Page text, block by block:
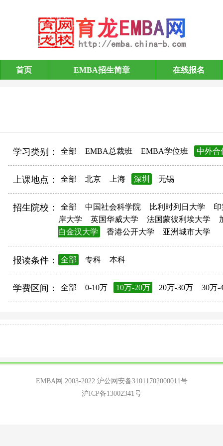
EMBA招生简章
首页 EMBA招生简章 在线报名
学习类别： 全部 EMBA总裁班 EMBA学位班 中外合
上课地点： 全部 北京 上海 深圳 无锡
招生院校： 全部 中国社会科学院 比利时列日大学
岸大学
英国华威大学 法国蒙彼利埃大学
白金汉大学
香港公开大学 亚洲城市大学
报读条件： 全部 专科 本科
学费区间： 全部 0-10万 10万-20万 20万-30万 30万-
EMBA网 2003-2022 沪公网安备31011702000011号
沪ICP备13002341号